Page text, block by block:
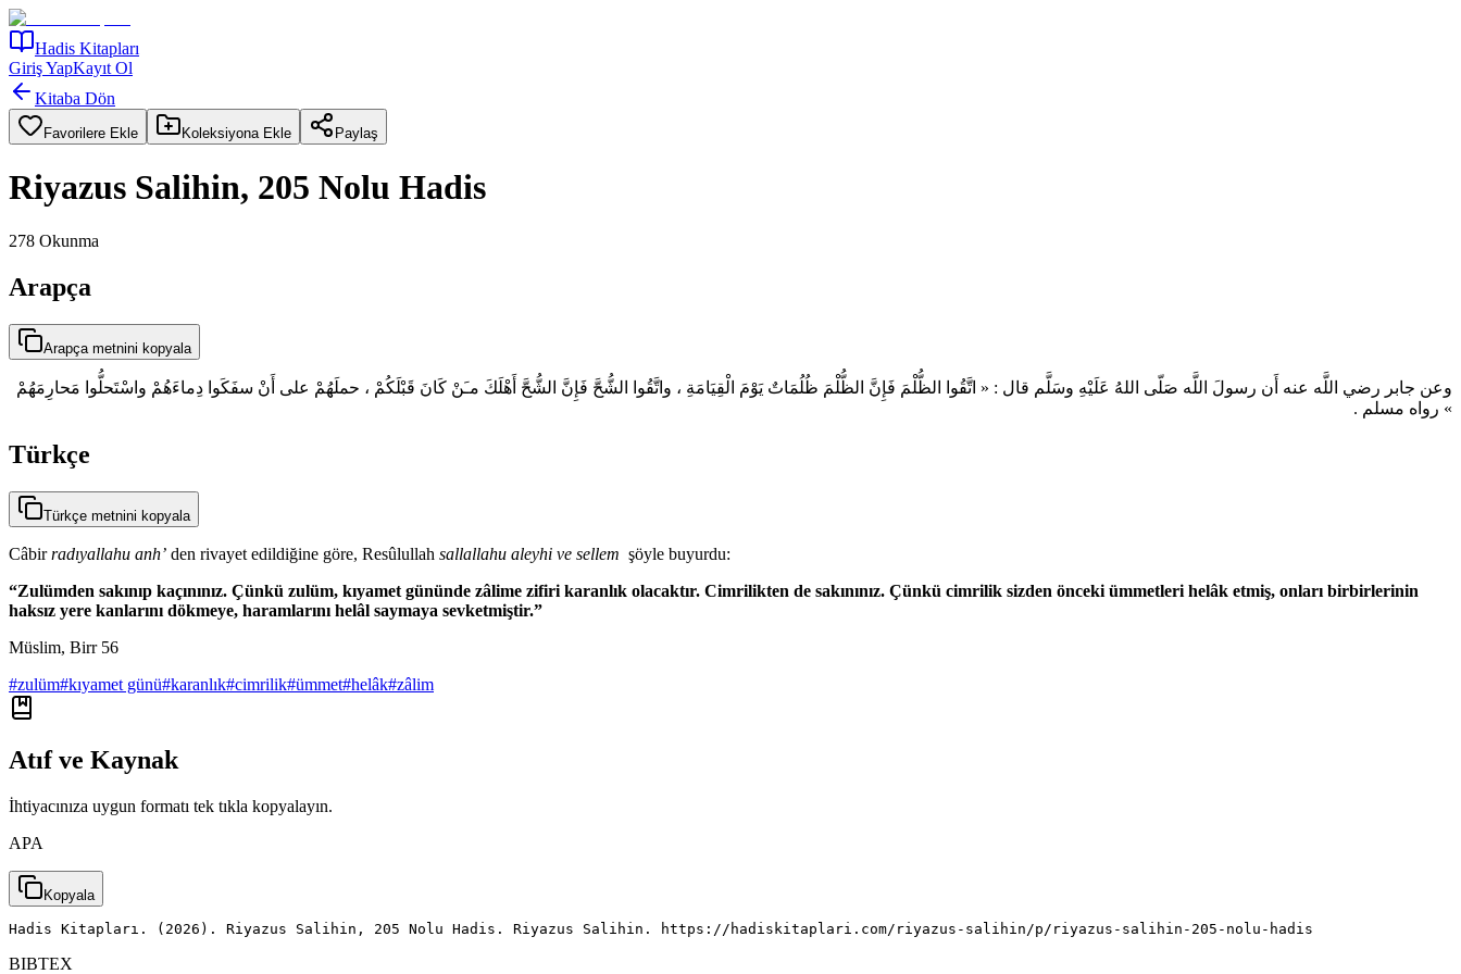
Hadis Kitapları
Giriş YapKayıt Ol
Kitaba Dön
Favorilere Ekle Koleksiyona Ekle Paylaş
Riyazus Salihin, 205 Nolu Hadis
278 Okunma
Arapça
Arapça metnini kopyala
وعن جابر رضي اللَّه عنه أَن رسولَ اللَّه صَلّى اللهُ عَلَيْهِ وسَلَّم قال : « اتَّقُوا الظُّلْمَ فَإِنَّ الظُّلْمَ ظُلُمَاتٌ يَوْمَ الْقِيَامَةِ ، واتَّقُوا الشُّحَّ فَإِنَّ الشُّحَّ أَهْلَكَ مـَنْ كَانَ قَبْلَكُمْ ، حملَهُمْ على أَنْ سفَكَوا دِماءَهُمْ واسْتَحلُّوا مَحارِمَهُمْ
» رواه مسلم .
Türkçe
Türkçe metnini kopyala
Câbirradıyallahu anh’ den rivayet edildiğine göre, Resûlullah sallallahu aleyhi ve sellem şöyle buyurdu:
“Zulümden sakınıp kaçınınız. Çünkü zulüm, kıyamet gününde zâlime zifiri karanlık olacaktır. Cimrilikten de sakınınız. Çünkü cimrilik sizden önceki ümmetleri helâk etmiş, onları birbirlerinin
haksız yere kanlarını dökmeye, haramlarını helâl saymaya sevketmiştir.”
Müslim, Birr 56
#zulüm#kıyamet günü#karanlık#cimrilik#ümmet#helâk#zâlim
Atıf ve Kaynak
İhtiyacınıza uygun formatı tek tıkla kopyalayın.
APA
Kopyala
Hadis Kitapları. (2026). Riyazus Salihin, 205 Nolu Hadis. Riyazus Salihin. https://hadiskitaplari.com/riyazus-salihin/p/riyazus-salihin-205-nolu-hadis
BIBTEX